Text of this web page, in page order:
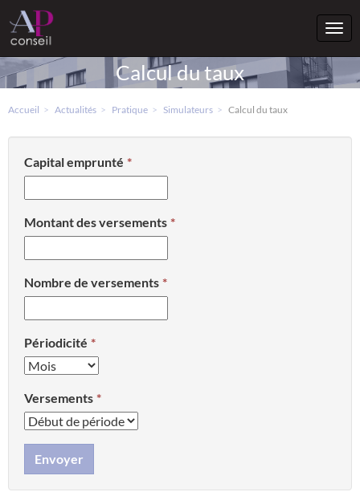
Calcul du taux
Accueil Actualités Pratique Simulateurs Calcul du taux
Capital emprunté
Montant des versements
Nombre de versements
Périodicité
Versements
Envoyer